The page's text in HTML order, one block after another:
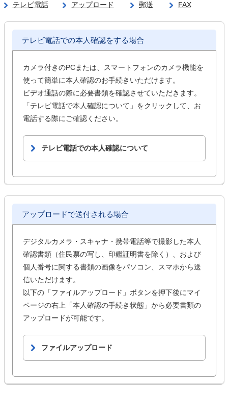
テレビ電話 アップロード 郵送 FAX
テレビ電話での本人確認をする場合
カメラ付きのPCまたは、スマートフォンのカメラ機能を
使って簡単に本人確認のお手続きいただけます。
ビデオ通話の際に必要書類を確認させていただきます。
「テレビ電話で本人確認について」をクリックして、お
電話する際にご確認ください。
テレビ電話での本人確認について
アップロードで送付される場合
デジタルカメラ・スキャナ・携帯電話等で撮影した本人
確認書類（住民票の写し、印鑑証明書を除く）、および
個人番号に関する書類の画像をパソコン、スマホから送
信いただけます。
以下の「ファイルアップロード」ボタンを押下後にマイ
ページの右上「本人確認の手続き状態」から必要書類の
アップロードが可能です。
ファイルアップロード